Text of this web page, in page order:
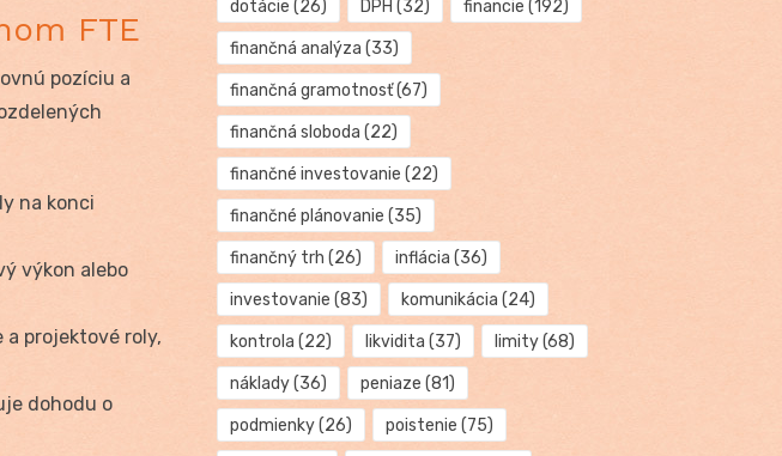
FTE
pozíciu a
na konci
výkon alebo
projektové roly,
dohodu o
dotácie (26) DPH (32) financie (192)
finančná analýza (33)
finančná gramotnosť(67)
finančná sloboda (22)
finančné investovanie (22)
finančné plánovanie (35)
finančný trh (26) inflácia (36)
investovanie (83) komunikácia (24)
kontrola (22) likvidita (37) limity(68)
náklady(36) peniaze (81)
podmienky(26) poistenie (75)